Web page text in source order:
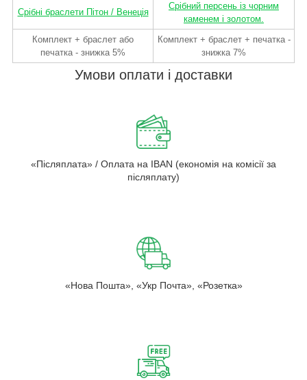
Срібні браслети Пітон / Венеція
Срібний персень із чорним
каменем і золотом.
Комплект + браслет або
печатка - знижка 5%
Комплект + браслет + печатка -
знижка 7%
Умови оплати і доставки
«Післяплата» / Оплата на IBAN (економія на комісії за
післяплату)
«Нова Пошта», «Укр Почта», «Розетка»